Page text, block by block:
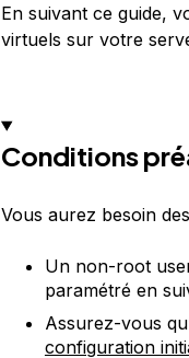
En suivant ce guide,
virtuels sur votre
Conditions
Vous aurez besoin
Un non-root
paramétré en
Assurez-vous
configuration